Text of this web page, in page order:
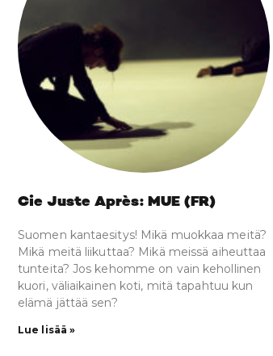
Cie Juste Après: MUE (FR)
Suomen kantaesitys! Mikä muokkaa meitä?
Mikä meitä liikuttaa? Mikä meissä aiheuttaa
tunteita? Jos kehomme on vain kehollinen
kuori, väliaikainen koti, mitä tapahtuu kun
elämä jättää sen?
Lue lisää »